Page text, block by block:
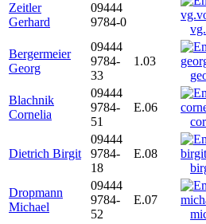
Zeitler
Gerhard
09444
9784-0
Bergermeier
Georg
09444
9784-
33
1.03
Blachnik
Cornelia
09444
9784-
51
E.06
Dietrich Birgit
09444
9784-
18
E.08
Dropmann
Michael
09444
9784-
52
E.07